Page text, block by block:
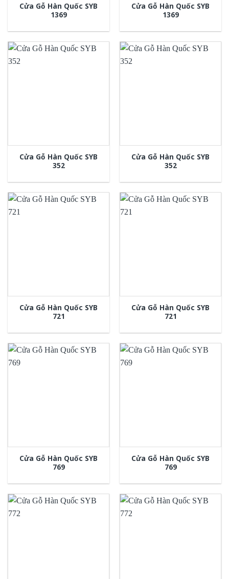
Cửa Gỗ Hàn Quốc SYB
1369
Cửa Gỗ Hàn Quốc SYB
1369
Cửa Gỗ Hàn Quốc SYB
352
Cửa Gỗ Hàn Quốc SYB
352
Cửa Gỗ Hàn Quốc SYB
721
Cửa Gỗ Hàn Quốc SYB
721
Cửa Gỗ Hàn Quốc SYB
769
Cửa Gỗ Hàn Quốc SYB
769